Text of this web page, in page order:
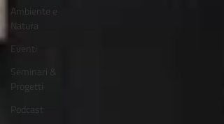
Ambiente e
Natura
Eventi
Seminari &
Progetti
Podcast